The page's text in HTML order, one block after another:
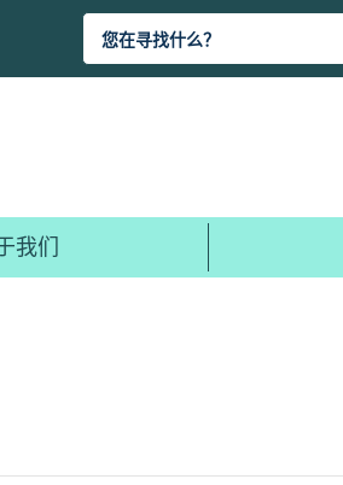
我们